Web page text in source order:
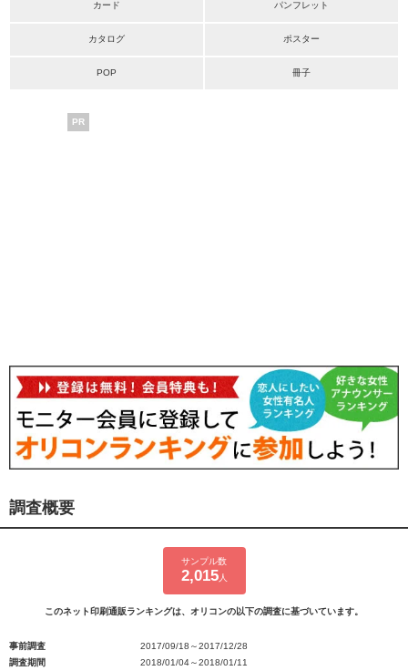
カード パンフレット
カタログ ポスター
POP 冊子
PR
調査概要
サンプル数
2,015人
このネット印刷通販ランキングは、オリコンの以下の調査に基づいています。
事前調査
2017/09/18～2017/12/28
調査期間
2018/01/04～2018/01/11